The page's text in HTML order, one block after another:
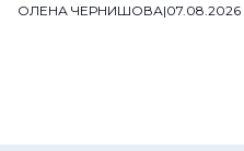
ОЛЕНА ЧЕРНИШОВА|07.08.2026